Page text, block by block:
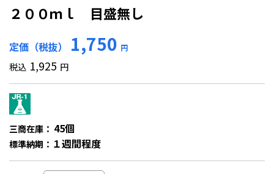
２００ｍｌ 目盛無し
定価（税抜） 1,750 円
税込 1,925 円
三商在庫： 45個
標準納期： １週間程度